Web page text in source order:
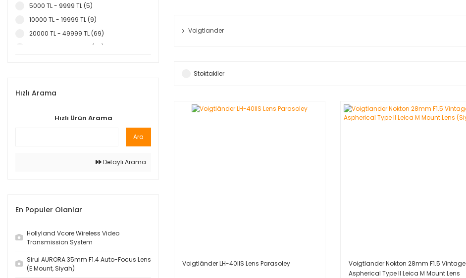
5000 TL - 9999 TL (5)
10000 TL - 19999 TL (9)
20000 TL - 49999 TL (69)
50000 TL - 99999 TL (38)
Hızlı Arama
Hızlı Ürün Arama
Ara
Detaylı Arama
En Populer Olanlar
Hollyland Vcore Wireless Video
Transmission System
Sirui AURORA 35mm F1.4 Auto-Focus Lens
(E Mount, Siyah)
Voigtlander
Stoktakiler
Voigtländer LH-40IIS Lens Parasoley
Voigtlander Nokton 28mm F1.5 Vintage
Aspherical Type II Leica M Mount Lens